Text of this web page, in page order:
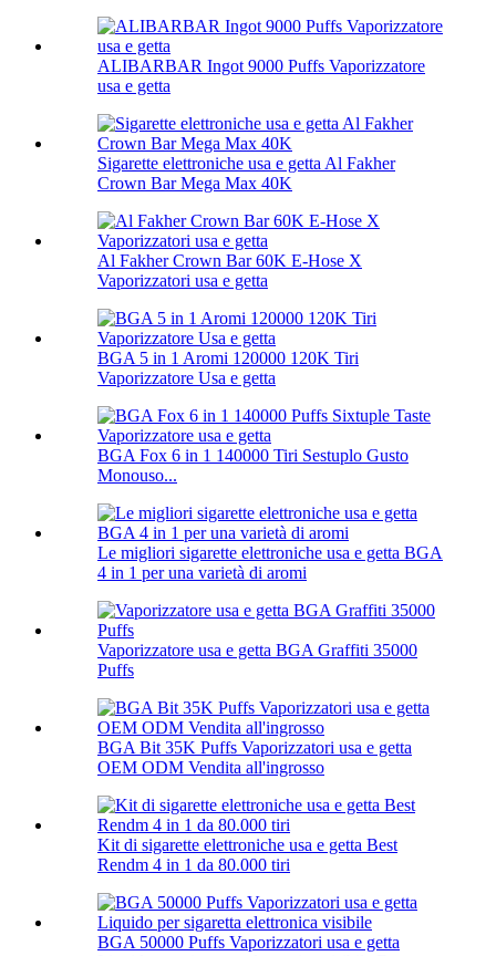
ALIBARBAR Ingot 9000 Puffs Vaporizzatore
usa e getta
Sigarette elettroniche usa e getta Al Fakher
Crown Bar Mega Max 40K
Al Fakher Crown Bar 60K E-Hose X
Vaporizzatori usa e getta
BGA 5 in 1 Aromi 120000 120K Tiri
Vaporizzatore Usa e getta
BGA Fox 6 in 1 140000 Tiri Sestuplo Gusto
Monouso...
Le migliori sigarette elettroniche usa e getta BGA
4 in 1 per una varietà di aromi
Vaporizzatore usa e getta BGA Graffiti 35000
Puffs
BGA Bit 35K Puffs Vaporizzatori usa e getta
OEM ODM Vendita all'ingrosso
Kit di sigarette elettroniche usa e getta Best
Rendm 4 in 1 da 80.000 tiri
BGA 50000 Puffs Vaporizzatori usa e getta